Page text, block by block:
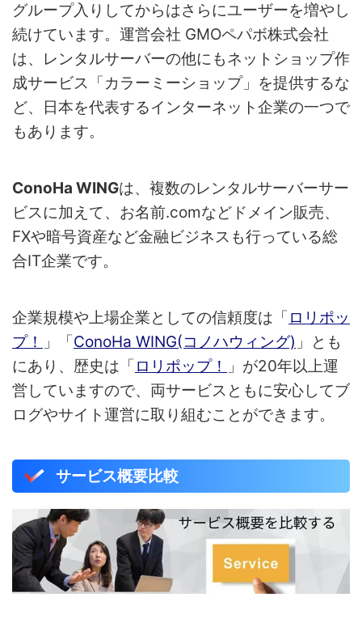
グループ入りしてからはさらにユーザーを増やし
続けています。運営会社 GMOペパボ株式会社
は、レンタルサーバーの他にもネットショップ作
成サービス「カラーミーショップ」を提供するな
ど、日本を代表するインターネット企業の一つで
もあります。
ConoHa WINGは、複数のレンタルサーバーサー
ビスに加えて、お名前.comなどドメイン販売、
FXや暗号資産など金融ビジネスも行っている総
合IT企業です。
企業規模や上場企業としての信頼度は「 ロリポッ
プ！
」「ConoHa WING(コノハウィング) 」とも
にあり、歴史は「 ロリポップ！
」が20年以上運
営していますので、両サービスともに安心してブ
ログやサイト運営に取り組むことができます。
サービス概要比較